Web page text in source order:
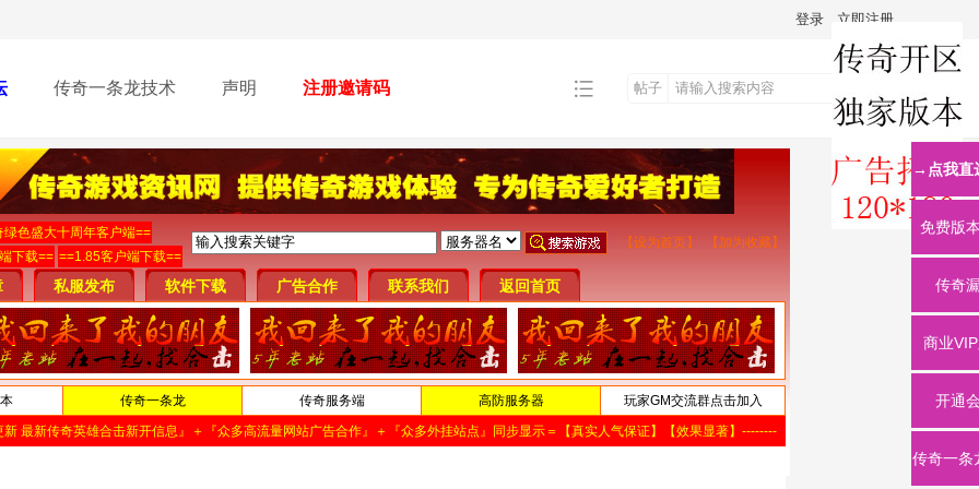
登录 立即注册
传奇一条龙技术 声明 注册邀请码
帖子
搜
索
→点我直
免费版
传奇
商业
开通
传奇一条